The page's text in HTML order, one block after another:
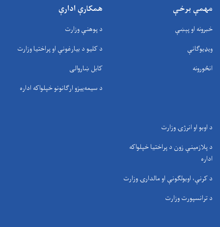
مهمې برخې
خبرونه او پېښې
ویډیوګانې
انځورونه
همکارې ادارې
د پوهنې وزارت
د کلیو د بیارغونې او پراختیا وزارت
کابل ښاروالی
د سيمه‌ييزو ارګانونو خپلواکه اداره
د اوبو او انرژۍ وزارت
د پلازمینې زون د پراختیا خپلواکه
اداره
د کرنې، اوبولګونې او مالدارۍ وزارت
د ترانسپورت وزارت